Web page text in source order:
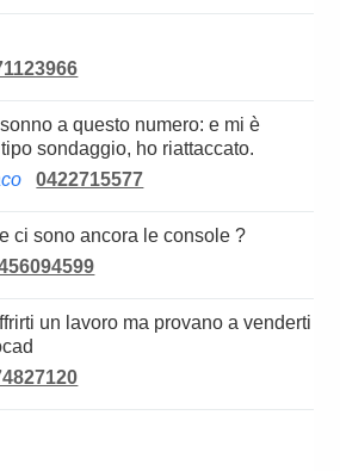
sondaggio, ho riattaccato.
0422715577
ci sono ancora le console ?